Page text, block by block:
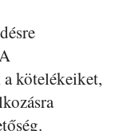
kötelékeiket,